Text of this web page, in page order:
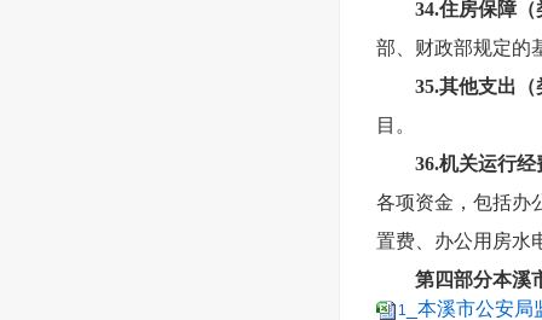
34.住房保障（
部、财政部规定的
35.其他支出（
目。
36.机关运行经
各项资金，包括办
置费、办公用房水
第四部分本溪
1 _本溪市公安